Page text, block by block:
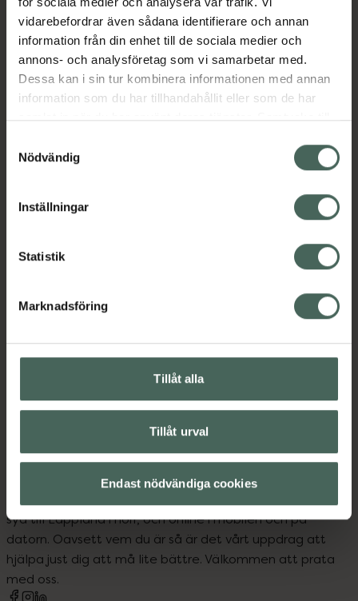
vidarebefordrar även sådana identifierare och annan
information från din enhet till de sociala medier och
annons- och analysföretag som vi samarbetar med.
Dessa kan i sin tur kombinera informationen med annan
information som du har tillhandahållit eller som de har
samlat in när du har använt deras tjänster. Samtycke till
återkalla ditt samtycke via webbplatsens
cookieinställningar. Ett återkallat samtycke påverkar inte
lagligheten av behandling som skett innan återkallelsen.
Nödvändig
Inställningar
Statistik
Marknadsföring
Tillåt alla
Tillåt urval
Endast nödvändiga cookies
EAN:09358131001405
Kategorier:
BodylotionHudvårdKroppsvård
Visa
Bodylotion
Hudvård
syd till Lappland i norr, och online i mobilen och på
datorn. Oavsett vem du är så är det vårt uppdrag att
hjälpa just dig att må lite bättre. Välkommen att prata
med oss.